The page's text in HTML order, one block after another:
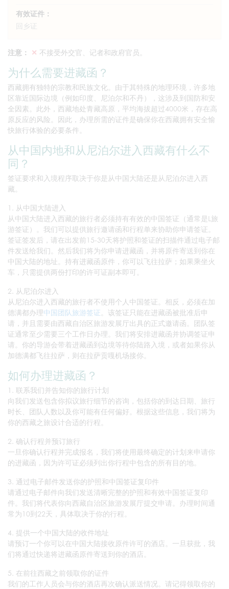
有效证件：
回乡证
注意： ✕ 不接受外交官、记者和政府官员。
为什么需要进藏函？
西藏拥有独特的宗教和民族文化。由于其特殊的地理环境，许多地
区靠近国际边境（例如印度、尼泊尔和不丹），这涉及到国防和安
全因素。此外，西藏地处青藏高原，平均海拔超过4000米，存在高
原反应的风险。因此，办理所需的证件是确保你在西藏拥有安全愉
快旅行体验的必要条件。
从中国内地和从尼泊尔进入西藏有什么不
同？
签证要求和入境程序取决于你是从中国大陆还是从尼泊尔进入西
藏。
1. 从中国大陆进入
从中国大陆进入西藏的旅行者必须持有有效的中国签证（通常是L旅
游签证）。我们可以提供旅行邀请函和行程单来协助你申请签证。
签证签发后，请在出发前15-30天将护照和签证的扫描件通过电子邮
件发送给我们。然后我们将为你申请进藏函，并将原件寄送到你在
中国大陆的地址。持有进藏函原件，你可以飞往拉萨；如果乘坐火
车，只需提供两份打印的许可证副本即可。
2. 从尼泊尔进入
从尼泊尔进入西藏的旅行者不使用个人中国签证。相反，必须在加
德满都办理中国团队旅游签证 。该签证只能在进藏函被批准后申
请，并且需要由西藏自治区旅游发展厅出具的正式邀请函。团队签
证通常至少需要三个工作日办理。我们将安排进藏函并协调签证申
请。你的导游会带着进藏函到边境等待你陆路入境，或者如果你从
加德满都飞往拉萨，则在拉萨贡嘎机场接你。
如何办理进藏函？
1. 联系我们并告知你的旅行计划
向我们发送包含你拟议旅行细节的咨询，包括你的到达日期、旅行
时长、团队人数以及你可能有任何偏好。根据这些信息，我们将为
你的西藏之旅设计合适的行程。
2. 确认行程并预订旅行
一旦你确认行程并完成报名，我们将使用最终确定的计划来申请你
的进藏函，因为许可证必须列出你行程中包含的所有目的地。
3. 通过电子邮件发送你的护照和中国签证复印件
请通过电子邮件向我们发送清晰完整的护照和有效中国签证复印
件。我们将代表你向西藏自治区旅游发展厅提交申请。办理时间通
常为10到22天，具体取决于你的行程。
4. 提供一个中国大陆的收件地址
请预订一个你可以在中国大陆接收原件许可的酒店。一旦获批，我
们将通过快递将进藏函原件寄送到你的酒店。
5. 在前往西藏之前领取你的证件
我们的工作人员会与你的酒店再次确认派送情况。请记得领取你的